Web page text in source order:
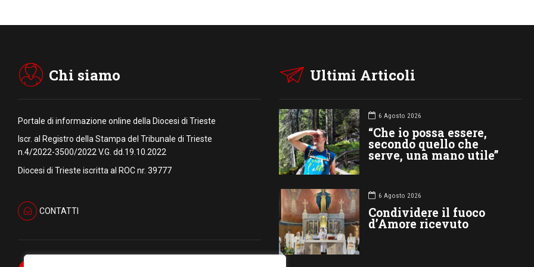
Chi siamo
Portale di informazione online della Diocesi di Trieste
Iscr. al Registro della Stampa del Tribunale di Trieste
n.4/2022-3500/2022 V.G. dd.19.10.2022
Diocesi di Trieste iscritta al ROC nr. 39777
CONTATTI
Ultimi Articoli
6 Agosto 2026
“Che io possa essere,
secondo quello che
serve, una mano utile”
6 Agosto 2026
Condividere il fuoco
d’Amore ricevuto